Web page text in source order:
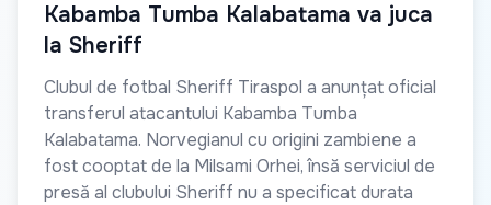
Kabamba Tumba Kalabatama va juca
la Sheriff
Clubul de fotbal Sheriff Tiraspol a anunțat oficial
transferul atacantului Kabamba Tumba
Kalabatama. Norvegianul cu origini zambiene a
fost cooptat de la Milsami Orhei, însă serviciul de
presă al clubului Sheriff nu a specificat durata